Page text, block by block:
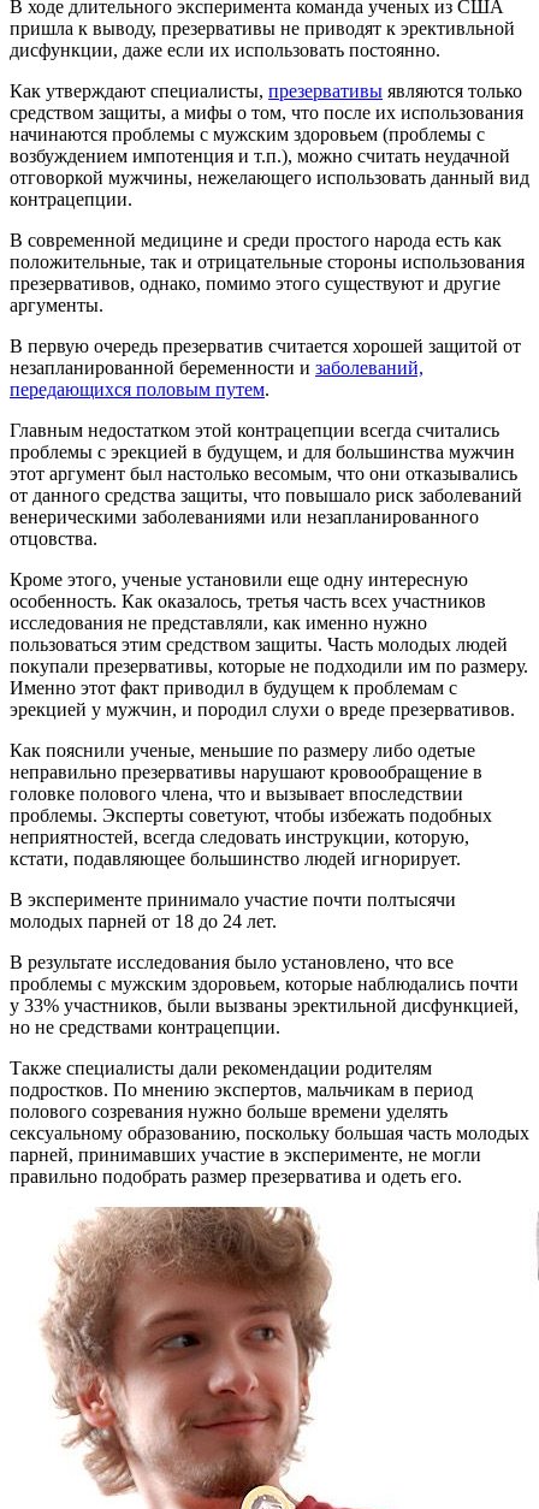
В ходе длительного эксперимента команда ученых из США
пришла к выводу, презервативы не приводят к эрективльной
дисфункции, даже если их использовать постоянно.
Как утверждают специалисты, презервативы являются только
средством защиты, а мифы о том, что после их использования
начинаются проблемы с мужским здоровьем (проблемы с
возбуждением импотенция и т.п.), можно считать неудачной
отговоркой мужчины, нежелающего использовать данный вид
контрацепции.
В современной медицине и среди простого народа есть как
положительные, так и отрицательные стороны использования
презервативов, однако, помимо этого существуют и другие
аргументы.
В первую очередь презерватив считается хорошей защитой от
незапланированной беременности и заболеваний,
передающихся половым путем.
Главным недостатком этой контрацепции всегда считались
проблемы с эрекцией в будущем, и для большинства мужчин
этот аргумент был настолько весомым, что они отказывались
от данного средства защиты, что повышало риск заболеваний
венерическими заболеваниями или незапланированного
отцовства.
Кроме этого, ученые установили еще одну интересную
особенность. Как оказалось, третья часть всех участников
исследования не представляли, как именно нужно
пользоваться этим средством защиты. Часть молодых людей
покупали презервативы, которые не подходили им по размеру.
Именно этот факт приводил в будущем к проблемам с
эрекцией у мужчин, и породил слухи о вреде презервативов.
Как пояснили ученые, меньшие по размеру либо одетые
неправильно презервативы нарушают кровообращение в
головке полового члена, что и вызывает впоследствии
проблемы. Эксперты советуют, чтобы избежать подобных
неприятностей, всегда следовать инструкции, которую,
кстати, подавляющее большинство людей игнорирует.
В эксперименте принимало участие почти полтысячи
молодых парней от 18 до 24 лет.
В результате исследования было установлено, что все
проблемы с мужским здоровьем, которые наблюдались почти
у 33% участников, были вызваны эректильной дисфункцией,
но не средствами контрацепции.
Также специалисты дали рекомендации родителям
подростков. По мнению экспертов, мальчикам в период
полового созревания нужно больше времени уделять
сексуальному образованию, поскольку большая часть молодых
парней, принимавших участие в эксперименте, не могли
правильно подобрать размер презерватива и одеть его.